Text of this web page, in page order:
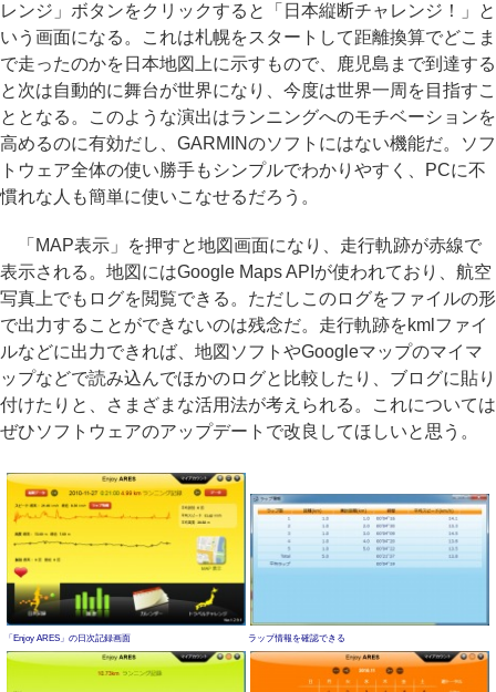
レンジ」ボタンをクリックすると「日本縦断チャレンジ！」と
いう画面になる。これは札幌をスタートして距離換算でどこま
で走ったのかを日本地図上に示すもので、鹿児島まで到達する
と次は自動的に舞台が世界になり、今度は世界一周を目指すこ
ととなる。このような演出はランニングへのモチベーションを
高めるのに有効だし、GARMINのソフトにはない機能だ。ソフ
トウェア全体の使い勝手もシンプルでわかりやすく、PCに不
慣れな人も簡単に使いこなせるだろう。
「MAP表示」を押すと地図画面になり、走行軌跡が赤線で
表示される。地図にはGoogle Maps APIが使われており、航空
写真上でもログを閲覧できる。ただしこのログをファイルの形
で出力することができないのは残念だ。走行軌跡をkmlファイ
ルなどに出力できれば、地図ソフトやGoogleマップのマイマ
ップなどで読み込んでほかのログと比較したり、ブログに貼り
付けたりと、さまざまな活用法が考えられる。これについては
ぜひソフトウェアのアップデートで改良してほしいと思う。
「Enjoy ARES」の日次記録画面 ラップ情報を確認できる